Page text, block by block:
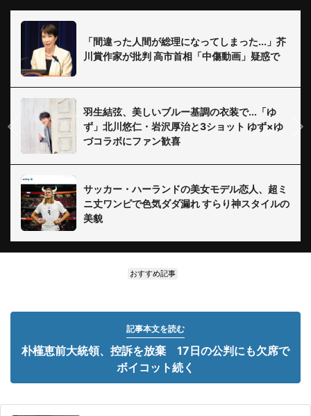
「間違った人間が総理になってしまった...」芥
川賞作家が批判 高市首相「中傷動画」疑惑で
羽生結弦、美しいブルー基調の衣装で...「ゆ
ず」北川悠仁・岩沢厚治と3ショット ゆず×ゆ
づコラボにファン歓喜
サッカー・ハーランドの美女モデル恋人、超ミ
ニ丈ワンピで色気ダダ漏れ すらり神スタイルの
美貌
おすすめ記事
記事本文を読む
朴槿恵前大統領、控訴を放棄 17日の公判にも欠席で
ボイコット続く